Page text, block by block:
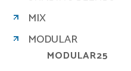
MIX
MODULAR
MODULAR25